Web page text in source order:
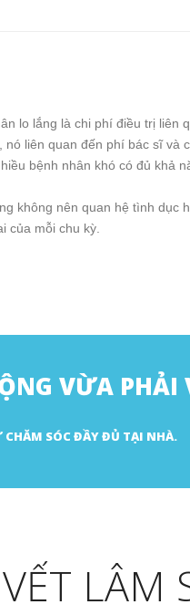
lo lắng là chi phí điều trị liên
nó liên quan đến phí bác sĩ
bệnh nhân khó có đủ khả
không nên quan hệ tình dục
của mỗi chu kỳ.
VỪA
CHĂM SÓC ĐẦY ĐỦ TẠI NHÀ.
LÂM